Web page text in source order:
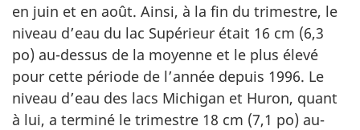
en juin et en août. Ainsi, à la fin du trimestre, le
niveau d’eau du lac Supérieur était 16 cm (6,3
po) au-dessus de la moyenne et le plus élevé
pour cette période de l’année depuis 1996. Le
niveau d’eau des lacs Michigan et Huron, quant
à lui, a terminé le trimestre 18 cm (7,1 po) au-